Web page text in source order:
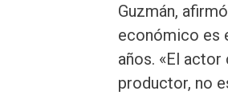
Guzmán,
económico es
años. «El
productor, no